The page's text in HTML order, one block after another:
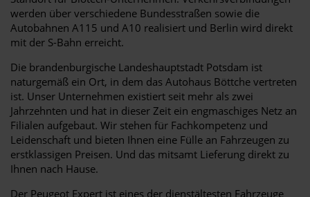
werden über verschiedene Bundesstraßen sowie die
Autobahnen A115 und A10 realisiert und Berlin wird direkt
mit der S-Bahn erreicht.
Die brandenburgische Landeshauptstadt Potsdam ist
naturgemäß ein Ort, in dem das Autohaus Böttche vertreten
ist. Unser Unternehmen existiert seit mehr als zwei
Jahrzehnten und hat in dieser Zeit ein engmaschiges Netz an
Filialen aufgebaut. Wir stehen für Fachkompetenz und
Leidenschaft und bieten Ihnen eine Fülle an Fahrzeugen zu
erstklassigen Preisen. Und das mitsamt Lieferung direkt zu
Ihnen nach Hause.
Der Peugeot Expert ist eines der dienstältesten Fahrzeuge